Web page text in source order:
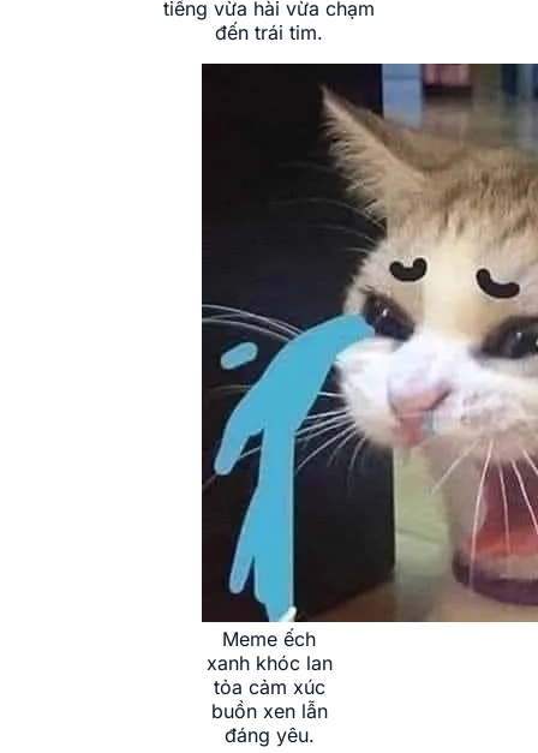
tiếng vừa hài vừa chạm
đến trái tim.
Meme ếch
xanh khóc lan
tỏa cảm xúc
buồn xen lẫn
đáng yêu.